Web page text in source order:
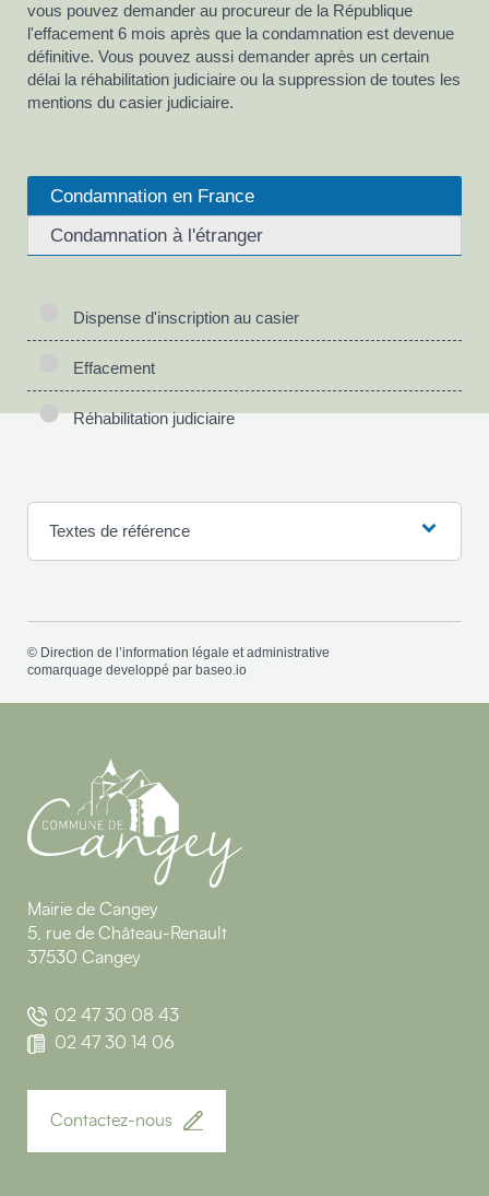
vous pouvez demander au procureur de la République
l'effacement 6 mois après que la condamnation est devenue
définitive. Vous pouvez aussi demander après un certain
délai la réhabilitation judiciaire ou la suppression de toutes les
mentions du casier judiciaire.
Condamnation en France
Condamnation à l'étranger
Dispense d'inscription au casier
Effacement
Réhabilitation judiciaire
Textes de référence
© Direction de l’information légale et administrative
comarquage developpé par baseo.io
Mairie de Cangey
5, rue de Château-Renault
37530 Cangey
02 47 30 08 43
02 47 30 14 06
Contactez-nous